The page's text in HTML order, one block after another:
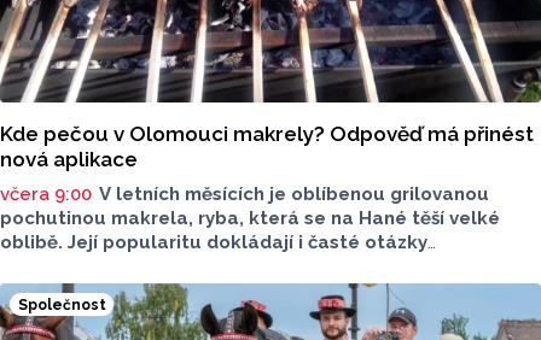
Kde pečou v Olomouci makrely? Odpověď má přinést
nová aplikace
včera 9:00 V letních měsících je oblíbenou grilovanou
pochutinou makrela, ryba, která se na Hané těší velké
oblibě. Její popularitu dokládají i časté otázky
nebo o víkendu grilovat. Zpřehlednit tyto informace
má nová letní mikroaplikace "Kde pečou makrely?“
Společnost